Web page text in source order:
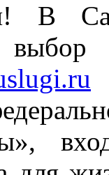
В
выбор